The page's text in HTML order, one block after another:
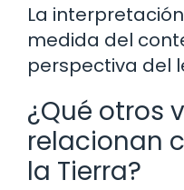
La
medida del
perspectiva del
¿Qué otros
relacionan
la Tierra?